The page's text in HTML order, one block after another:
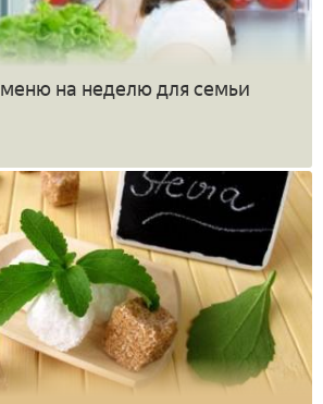
меню на неделю для семьи